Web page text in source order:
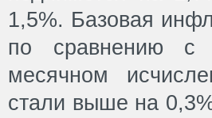
1,5%. Базовая
по сравнению
месячном
стали выше на